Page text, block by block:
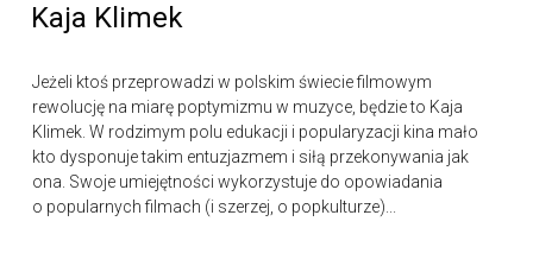
Kaja Klimek
Jeżeli ktoś przeprowadzi w polskim świecie filmowym
rewolucję na miarę poptymizmu w muzyce, będzie to Kaja
Klimek. W rodzimym polu edukacji i popularyzacji kina mało
kto dysponuje takim entuzjazmem i siłą przekonywania jak
ona. Swoje umiejętności wykorzystuje do opowiadania
o popularnych filmach (i szerzej, o popkulturze)...